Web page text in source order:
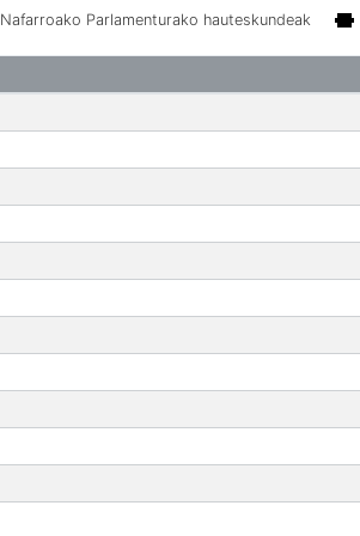
Nafarroako Parlamenturako hauteskundeak